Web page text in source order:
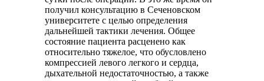
получил консультацию в Сеченовском
университете с целью определения
дальнейшей тактики лечения. Общее
состояние пациента расценено как
относительно тяжелое, что обусловлено
компрессией левого легкого и сердца,
дыхательной недостаточностью, а также